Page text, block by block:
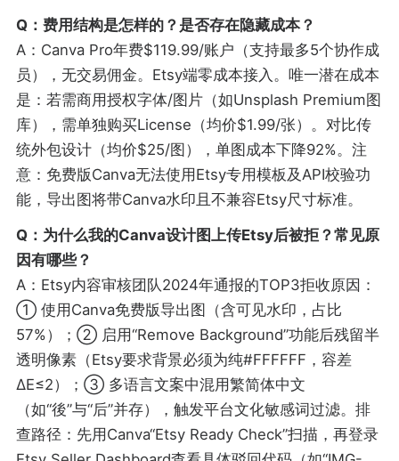
Q：费用结构是怎样的？是否存在隐藏成本？
A：Canva Pro年费$119.99/账户（支持最多5个协作成
员），无交易佣金。Etsy端零成本接入。唯一潜在成本
是：若需商用授权字体/图片（如Unsplash Premium图
库），需单独购买License（均价$1.99/张）。对比传
统外包设计（均价$25/图），单图成本下降92%。注
意：免费版Canva无法使用Etsy专用模板及API校验功
能，导出图将带Canva水印且不兼容Etsy尺寸标准。
Q：为什么我的Canva设计图上传Etsy后被拒？常见原
因有哪些？
A：Etsy内容审核团队2024年通报的TOP3拒收原因：
① 使用Canva免费版导出图（含可见水印，占比
57%）；② 启用“Remove Background”功能后残留半
透明像素（Etsy要求背景必须为纯#FFFFFF，容差
ΔE≤2）；③ 多语言文案中混用繁简体中文
（如“後”与“后”并存），触发平台文化敏感词过滤。排
查路径：先用Canva“Etsy Ready Check”扫描，再登录